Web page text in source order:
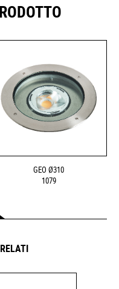
GEO Ø310
1079